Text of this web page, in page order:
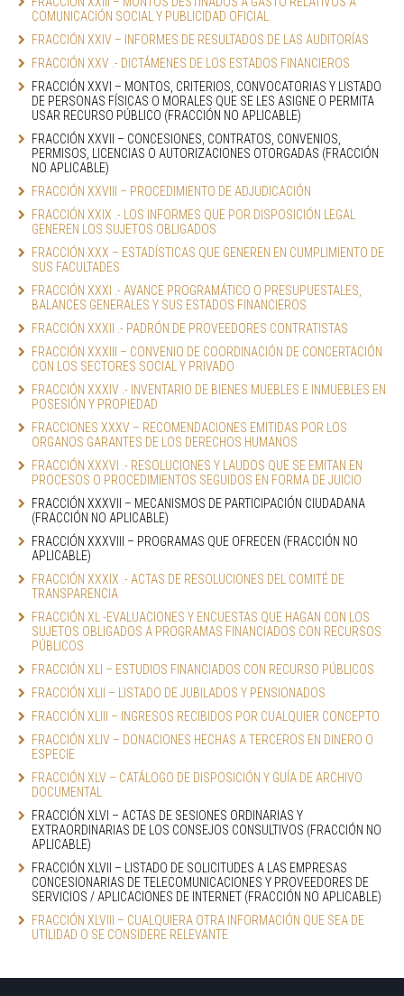
COMUNICACIÓN SOCIAL Y PUBLICIDAD OFICIAL
FRACCIÓN XXIV – INFORMES DE RESULTADOS DE LAS AUDITORÍAS
FRACCIÓN XXV .- DICTÁMENES DE LOS ESTADOS FINANCIEROS
FRACCIÓN XXVI – MONTOS, CRITERIOS, CONVOCATORIAS Y LISTADO
DE PERSONAS FÍSICAS O MORALES QUE SE LES ASIGNE O PERMITA
USAR RECURSO PÚBLICO (FRACCIÓN NO APLICABLE)
FRACCIÓN XXVII – CONCESIONES, CONTRATOS, CONVENIOS,
PERMISOS, LICENCIAS O AUTORIZACIONES OTORGADAS (FRACCIÓN
NO APLICABLE)
FRACCIÓN XXVIII – PROCEDIMIENTO DE ADJUDICACIÓN
FRACCIÓN XXIX .- LOS INFORMES QUE POR DISPOSICIÓN LEGAL
GENEREN LOS SUJETOS OBLIGADOS
FRACCIÓN XXX – ESTADÍSTICAS QUE GENEREN EN CUMPLIMIENTO DE
SUS FACULTADES
FRACCIÓN XXXI .- AVANCE PROGRAMÁTICO O PRESUPUESTALES,
BALANCES GENERALES Y SUS ESTADOS FINANCIEROS
FRACCIÓN XXXII .- PADRÓN DE PROVEEDORES CONTRATISTAS
FRACCIÓN XXXIII – CONVENIO DE COORDINACIÓN DE CONCERTACIÓN
CON LOS SECTORES SOCIAL Y PRIVADO
FRACCIÓN XXXIV .- INVENTARIO DE BIENES MUEBLES E INMUEBLES EN
POSESIÓN Y PROPIEDAD
FRACCIONES XXXV – RECOMENDACIONES EMITIDAS POR LOS
ORGANOS GARANTES DE LOS DERECHOS HUMANOS
FRACCIÓN XXXVI .- RESOLUCIONES Y LAUDOS QUE SE EMITAN EN
PROCESOS O PROCEDIMIENTOS SEGUIDOS EN FORMA DE JUICIO
FRACCIÓN XXXVII – MECANISMOS DE PARTICIPACIÓN CIUDADANA
(FRACCIÓN NO APLICABLE)
FRACCIÓN XXXVIII – PROGRAMAS QUE OFRECEN (FRACCIÓN NO
APLICABLE)
FRACCIÓN XXXIX .- ACTAS DE RESOLUCIONES DEL COMITÉ DE
TRANSPARENCIA
FRACCIÓN XL -EVALUACIONES Y ENCUESTAS QUE HAGAN CON LOS
SUJETOS OBLIGADOS A PROGRAMAS FINANCIADOS CON RECURSOS
PÚBLICOS
FRACCIÓN XLI – ESTUDIOS FINANCIADOS CON RECURSO PÚBLICOS
FRACCIÓN XLII – LISTADO DE JUBILADOS Y PENSIONADOS
FRACCIÓN XLIII – INGRESOS RECIBIDOS POR CUALQUIER CONCEPTO
FRACCIÓN XLIV – DONACIONES HECHAS A TERCEROS EN DINERO O
ESPECIE
FRACCIÓN XLV – CATÁLOGO DE DISPOSICIÓN Y GUÍA DE ARCHIVO
DOCUMENTAL
FRACCIÓN XLVI – ACTAS DE SESIONES ORDINARIAS Y
EXTRAORDINARIAS DE LOS CONSEJOS CONSULTIVOS (FRACCIÓN NO
APLICABLE)
FRACCIÓN XLVII – LISTADO DE SOLICITUDES A LAS EMPRESAS
CONCESIONARIAS DE TELECOMUNICACIONES Y PROVEEDORES DE
SERVICIOS / APLICACIONES DE INTERNET (FRACCIÓN NO APLICABLE)
FRACCIÓN XLVIII – CUALQUIERA OTRA INFORMACIÓN QUE SEA DE
UTILIDAD O SE CONSIDERE RELEVANTE